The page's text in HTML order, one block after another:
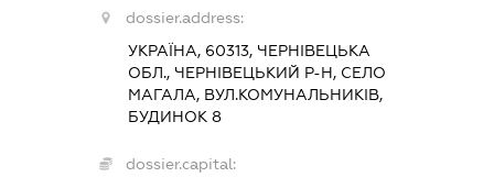
dossier.address:
УКРАЇНА, 60313, ЧЕРНІВЕЦЬКА
ОБЛ., ЧЕРНІВЕЦЬКИЙ Р-Н, СЕЛО
МАГАЛА, ВУЛ.КОМУНАЛЬНИКІВ,
БУДИНОК 8
dossier.capital: